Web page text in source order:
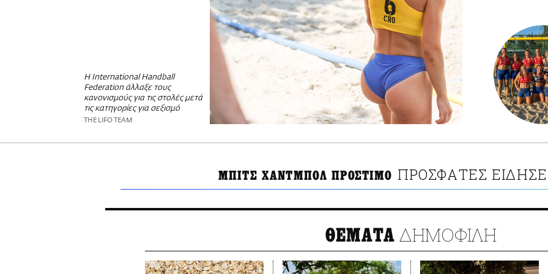
Η International Handball
Federation άλλαξε τους
κανονισμούς για τις στολές μετά
τις κατηγορίες για σεξισμό
THE LIFO TEAM
ΜΠΙΤΣ ΧΑΝΤΜΠΟΛ ΠΡΟΣΤΙΜΟ ΠΡΟΣΦΑΤΕΣ
ΘΕΜΑΤΑ ΔΗΜΟΦΙΛΗ